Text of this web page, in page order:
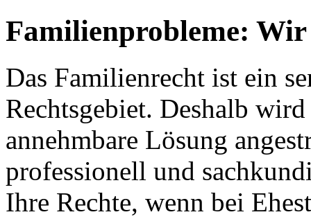
Familienprobleme: Wir
Das Familienrecht ist ein
Rechtsgebiet. Deshalb
annehmbare Lösung
professionell und
Ihre Rechte, wenn bei